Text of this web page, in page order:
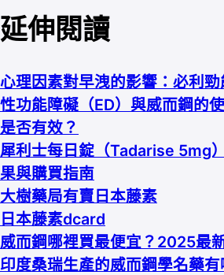
延伸閱讀
心理因素對早洩的影響：必利勁
性功能障礙（ED）與威而鋼的
是否有效？
犀利士每日錠（Tadarise 5mg
果與購買指南
大樹藥局有賣日本藤素
日本藤素dcard
威而鋼哪裡買最便宜？2025最
印度桑瑞生產的威而鋼學名藥